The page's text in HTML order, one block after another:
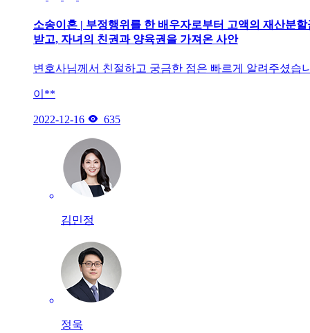
소송이혼 | 부정행위를 한 배우자로부터 고액의 재산분할
받고, 자녀의 친권과 양육권을 가져온 사안
변호사님께서 친절하고 궁금한 점은 빠르게 알려주셨습
이**
2022-12-16  635
김민정
정욱